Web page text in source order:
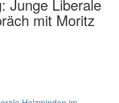
Junge Liberale
mit Moritz